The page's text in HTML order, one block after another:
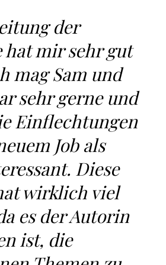
der
hat mir sehr gut
mag Sam und
sehr gerne und
Einflechtungen
Job als
Diese
wirklich viel
es der Autorin
ist, die